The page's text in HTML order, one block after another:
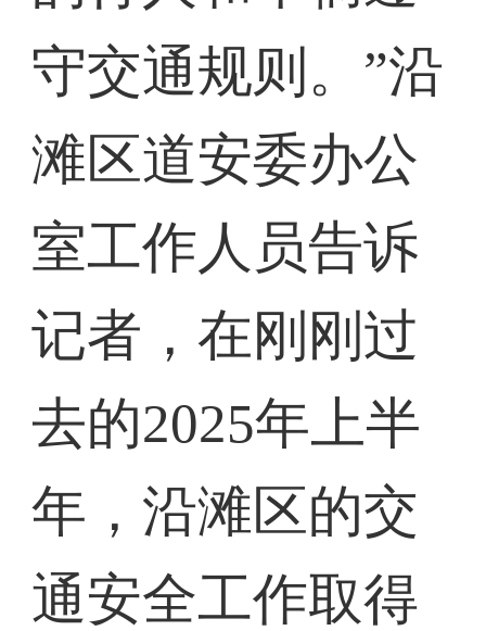
守交通规则。”沿
滩区道安委办公
室工作人员告诉
记者，在刚刚过
去的2025年上半
年，沿滩区的交
通安全工作取得